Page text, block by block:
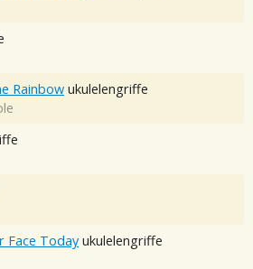
Rainbow ukulelengriffe
Face Today ukulelengriffe